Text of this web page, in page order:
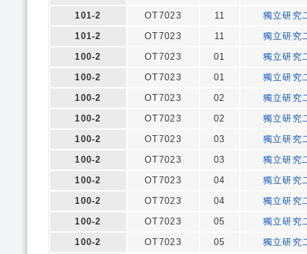
101-2
OT7023 11
獨立研究
101-2
OT7023 11
獨立研究
100-2
OT7023 01
獨立研究
100-2
OT7023 01
獨立研究
100-2
OT7023 02
獨立研究
100-2
OT7023 02
獨立研究
100-2
OT7023 03
獨立研究
100-2
OT7023 03
獨立研究
100-2
OT7023 04
獨立研究
100-2
OT7023 04
獨立研究
100-2
OT7023 05
獨立研究
100-2
OT7023 05
獨立研究